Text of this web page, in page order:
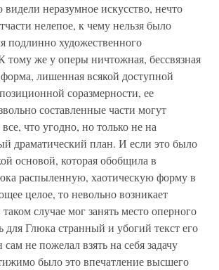
неразумное искусство, нечто
нелепое, к чему нельзя было
подлинно художественного
тому же у оперы ничтожная, бессвязная
лишенная всякой доступной
соразмерности, ее
составленные части могут
что угодно, но только не на
драматический план. И если это было
основой, которая обобщила в
распыленную, хаотическую форму в
целое, то невольно возникает
случае мог занять место оперного
для Глюка странный и убогий текст его
не пожелал взять на себя задачу
было это впечатление высшего